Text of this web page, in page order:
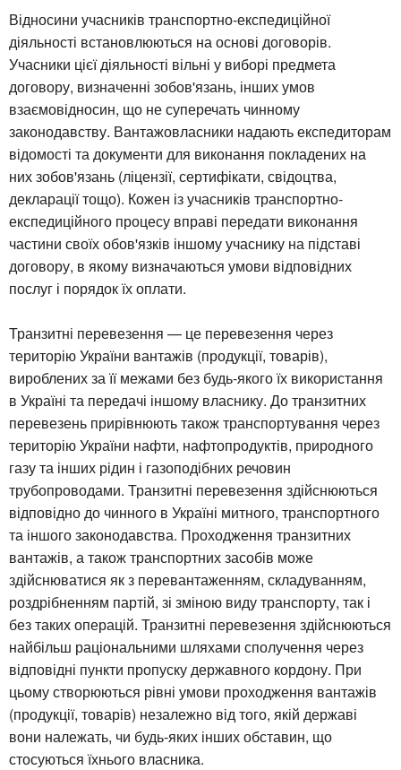
Відносини учасників транспортно-експедиційної
діяльності встановлюються на основі договорів.
Учасники цієї діяльності вільні у виборі предмета
договору, визначенні зобов'язань, інших умов
взаємовідносин, що не суперечать чинному
законодавству. Вантажовласники надають експедиторам
відомості та документи для виконання покладених на
них зобов'язань (ліцензії, сертифікати, свідоцтва,
декларації тощо). Кожен із учасників транспортно-
експедиційного процесу вправі передати виконання
частини своїх обов'язків іншому учаснику на підставі
договору, в якому визначаються умови відповідних
послуг і порядок їх оплати.
Транзитні перевезення — це перевезення через
територію України вантажів (продукції, товарів),
вироблених за її межами без будь-якого їх використання
в Україні та передачі іншому власнику. До транзитних
перевезень прирівнюють також транспортування через
територію України нафти, нафтопродуктів, природного
газу та інших рідин і газоподібних речовин
трубопроводами. Транзитні перевезення здійснюються
відповідно до чинного в Україні митного, транспортного
та іншого законодавства. Проходження транзитних
вантажів, а також транспортних засобів може
здійснюватися як з перевантаженням, складуванням,
роздрібненням партій, зі зміною виду транспорту, так і
без таких операцій. Транзитні перевезення здійснюються
найбільш раціональними шляхами сполучення через
відповідні пункти пропуску державного кордону. При
цьому створюються рівні умови проходження вантажів
(продукції, товарів) незалежно від того, якій державі
вони належать, чи будь-яких інших обставин, що
стосуються їхнього власника.